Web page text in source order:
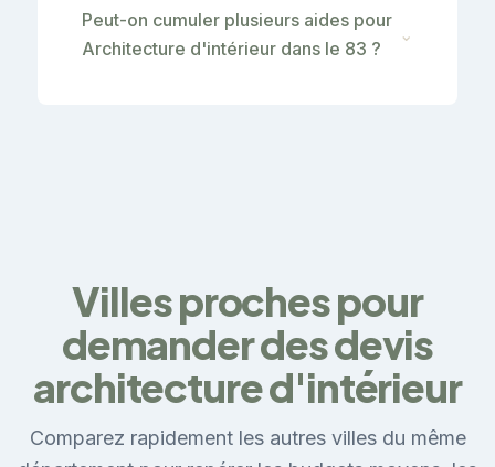
Peut-on cumuler plusieurs aides pour
Architecture d'intérieur dans le 83 ?
⌄
Villes proches pour
demander des devis
architecture d'intérieur
Comparez rapidement les autres villes du même